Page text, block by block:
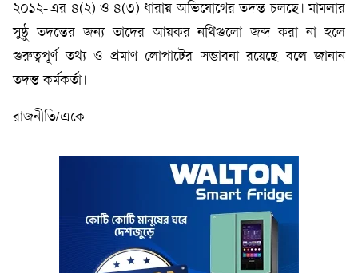
২০১২-এর ৪(২) ও ৪(৩) ধারায় অভিযোগের তদন্ত চলছে। মামলার
সুষ্ঠু তদন্তের জন্য তাদের আয়কর নথিগুলো জব্দ করা না হলে
গুরুত্বপূর্ণ তথ্য ও প্রমাণ লোপাটের সম্ভাবনা রয়েছে বলে জানান
তদন্ত কর্মকর্তা।
রাজনীতি/একে